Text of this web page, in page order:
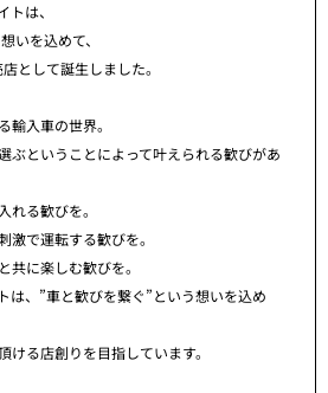
は、
いを込めて、
として誕生しました。
輸入車の世界。
ぶということによって叶えられる歓びがあ
れる歓びを。
激で運転する歓びを。
共に楽しむ歓びを。
は、”車と歓びを繋ぐ”という想いを込め
ける店創りを目指しています。